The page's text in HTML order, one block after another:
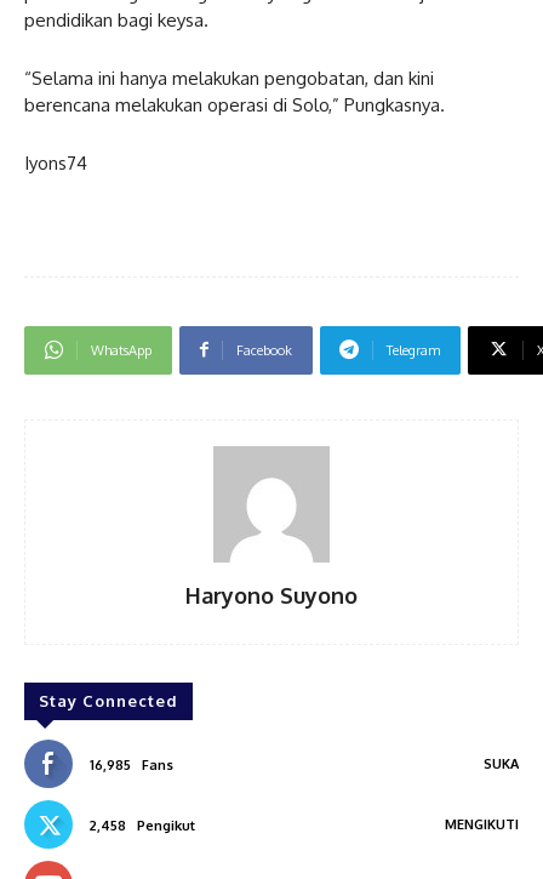
pendidikan bagi keysa.
“Selama ini hanya melakukan pengobatan, dan kini
berencana melakukan operasi di Solo,” Pungkasnya.
Iyons74
WhatsApp Facebook Telegram
Haryono Suyono
Stay Connected
16,985 Fans SUKA
2,458 Pengikut MENGIKUTI